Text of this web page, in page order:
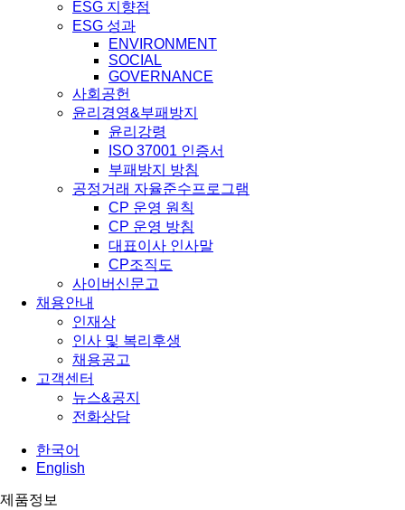
ESG 지향점
ESG 성과
ENVIRONMENT
SOCIAL
GOVERNANCE
사회공헌
윤리경영&부패방지
윤리강령
ISO 37001 인증서
부패방지 방침
공정거래 자율준수프로그램
CP 운영 원칙
CP 운영 방침
대표이사 인사말
CP조직도
사이버신문고
채용안내
인재상
인사 및 복리후생
채용공고
고객센터
뉴스&공지
전화상담
한국어
English
제품정보